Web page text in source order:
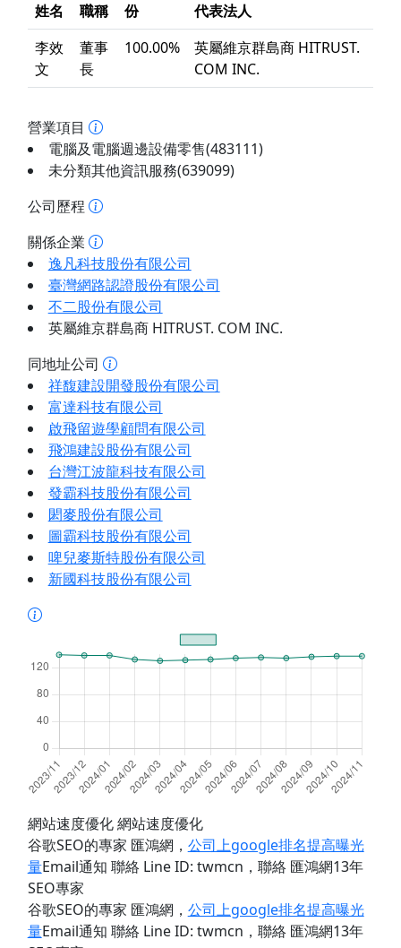
姓名 職稱
份
代表法人
李效
文
董事
長
100.00%
英屬維京群島商 HITRUST.
COM INC.
營業項目
電腦及電腦週邊設備零售(483111)
未分類其他資訊服務(639099)
公司歷程
關係企業
逸凡科技股份有限公司
臺灣網路認證股份有限公司
不二股份有限公司
英屬維京群島商 HITRUST. COM INC.
同地址公司
祥馥建設開發股份有限公司
富達科技有限公司
啟飛留遊學顧問有限公司
飛鴻建設股份有限公司
台灣江波龍科技有限公司
發霸科技股份有限公司
閎麥股份有限公司
圖霸科技股份有限公司
啤兒麥斯特股份有限公司
新國科技股份有限公司
網站速度優化 網站速度優化
谷歌SEO的專家 匯鴻網 ， 公司上google排名提高曝光
量Email通知 聯絡 Line ID: twmcn ，聯絡 匯鴻網13年
SEO專家
谷歌SEO的專家 匯鴻網 ， 公司上google排名提高曝光
量Email通知 聯絡 Line ID: twmcn ，聯絡 匯鴻網13年